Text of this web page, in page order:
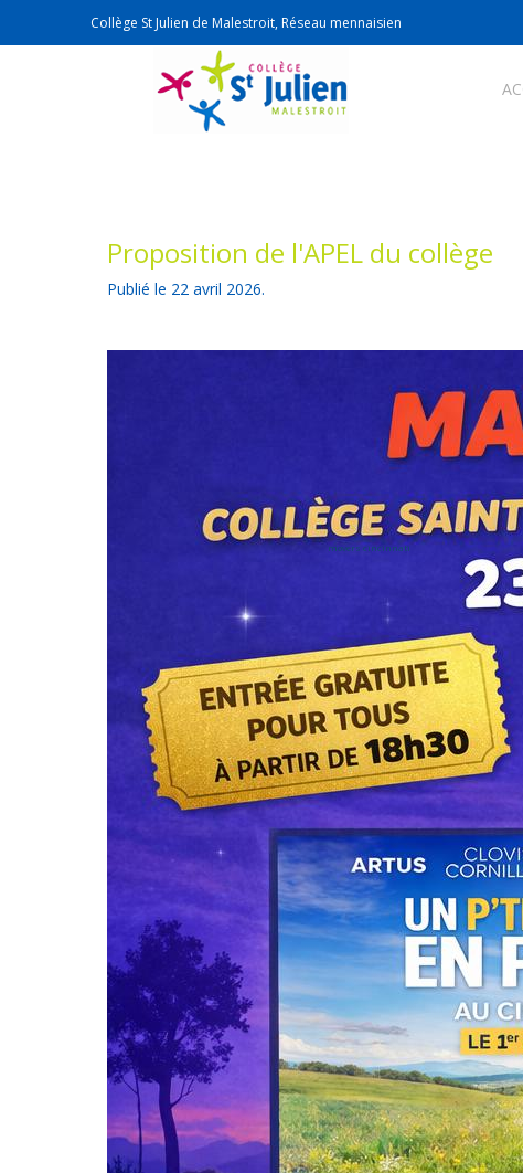
Collège St Julien de Malestroit, Réseau mennaisien
movers cincinnati
Proposition de l'APEL du collège
Publié le 22 avril 2026.